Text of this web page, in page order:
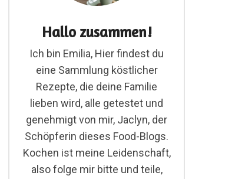
Hallo zusammen!
Ich bin Emilia, Hier findest du
eine Sammlung köstlicher
Rezepte, die deine Familie
lieben wird, alle getestet und
genehmigt von mir, Jaclyn, der
Schöpferin dieses Food-Blogs.
Kochen ist meine Leidenschaft,
also folge mir bitte und teile,